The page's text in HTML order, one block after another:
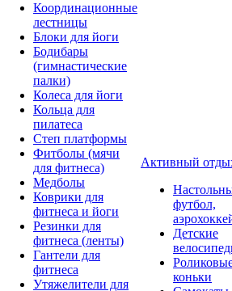
Координационные
лестницы
Блоки для йоги
Бодибары
(гимнастические
палки)
Колеса для йоги
Кольца для
пилатеса
Степ платформы
Фитболы (мячи
для фитнеса)
Медболы
Коврики для
фитнеса и йоги
Резинки для
фитнеса (ленты)
Гантели для
фитнеса
Утяжелители для
Активный
футбол,
Детские
коньки